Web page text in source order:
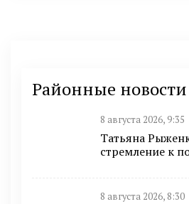
Районные новости
8 августа 2026, 9:35
Татьяна
стремление к
8 августа 2026, 8:30